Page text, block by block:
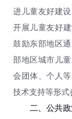
进儿童友好建
开展儿童友好
鼓励东部地区
部地区城市儿
会团体、个人
技术支持等形式
二、公共